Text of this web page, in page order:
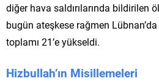
diğer hava saldırılarında bildirilen
bugün ateşkese rağmen
toplamı 21’e yükseldi.
Hizbullah’ın Misillemeleri